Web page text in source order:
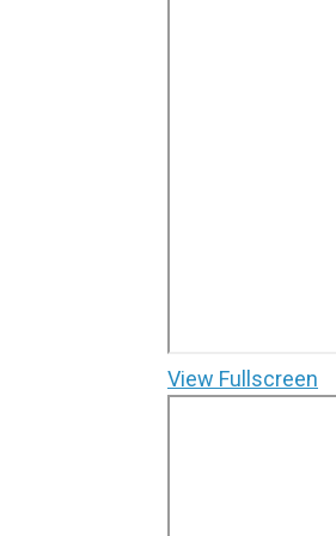
View Fullscreen